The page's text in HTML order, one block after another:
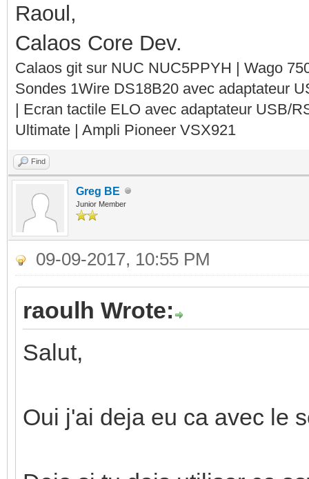
Raoul,
Calaos Core Dev.
Calaos git sur NUC NUC5PPYH | Wago
Sondes 1Wire DS18B20 avec adaptateur
| Ecran tactile ELO avec adaptateur USB/
Ultimate | Ampli Pioneer VSX921
Find
Greg BE
Junior Member
09-09-2017, 10:55 PM
raoulh Wrote:
Salut,
Oui j'ai deja eu ca avec le